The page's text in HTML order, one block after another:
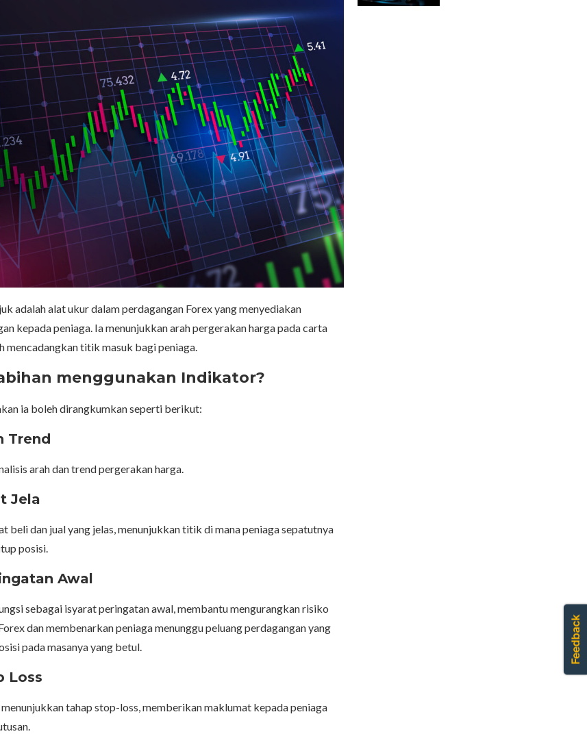
adalah alat ukur dalam perdagangan Forex yang menyediakan
kepada peniaga. Ia menunjukkan arah pergerakan harga pada carta
mencadangkan titik masuk bagi peniaga.
menggunakan Indikator?
ia boleh dirangkumkan seperti berikut:
Trend
arah dan trend pergerakan harga.
Jela
beli dan jual yang jelas, menunjukkan titik di mana peniaga sepatutnya
posisi.
Awal
sebagai isyarat peringatan awal, membantu mengurangkan risiko
dan membenarkan peniaga menunggu peluang perdagangan yang
pada masanya yang betul.
Loss
tahap stop-loss, memberikan maklumat kepada peniaga